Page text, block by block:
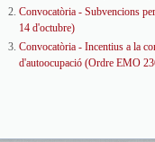
Convocatòria - Subvencions
14 d'octubre)
Convocatòria - Incentius a la
d'autoocupació (Ordre EMO